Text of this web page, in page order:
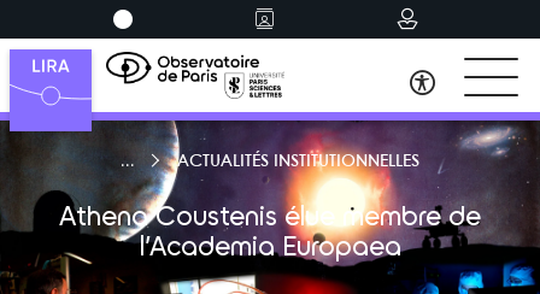
ACTUALITÉS INSTITUTIONNELLES
Athena Coustenis élue membre de
l’Academia Europaea